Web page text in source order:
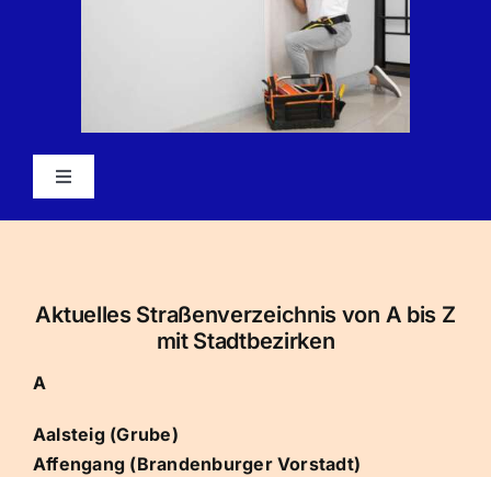
Toggle
Schlüsselnotdienst
Schlüsseldienst in
Aktuelles Straßenverzeichnis von A bis Z
mit Stadtbezirken
A
Aalsteig (Grube)
Affengang (Brandenburger Vorstadt)